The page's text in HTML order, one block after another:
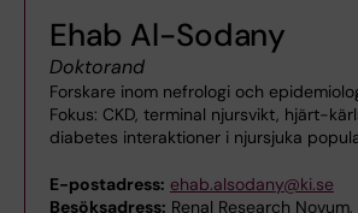
Ehab Al-Sodany
Doktorand
Forskare inom nefrologi och
Fokus: CKD, terminal njursvikt, hjärt-
diabetes interaktioner i njursjuka
E-postadress: ehab.alsodany@ki.se
Besöksadress: Renal Research